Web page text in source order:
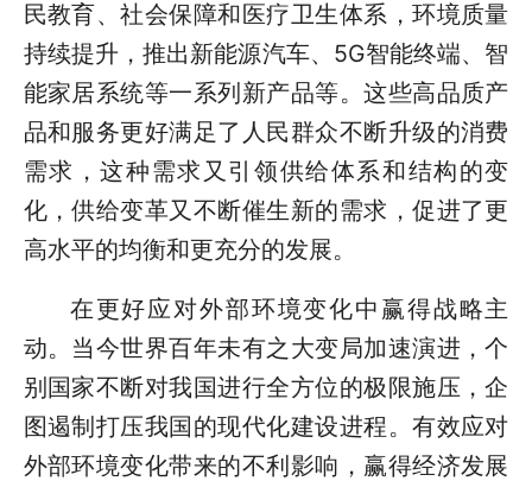
民教育、社会保障和医疗卫生体系，环境质量
持续提升，推出新能源汽车、5G智能终端、智
能家居系统等一系列新产品等。这些高品质产
品和服务更好满足了人民群众不断升级的消费
需求，这种需求又引领供给体系和结构的变
化，供给变革又不断催生新的需求，促进了更
高水平的均衡和更充分的发展。
在更好应对外部环境变化中赢得战略主
动。当今世界百年未有之大变局加速演进，个
别国家不断对我国进行全方位的极限施压，企
图遏制打压我国的现代化建设进程。有效应对
外部环境变化带来的不利影响，赢得经济发展